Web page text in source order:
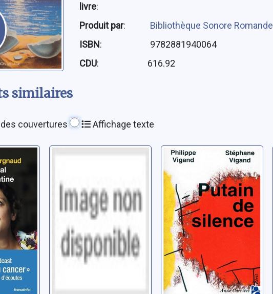
livre:
Produit par:
Bibliothèque Sonore Romande
ISBN:
9782881940064
CDU: 616.92
similaires
couvertures Affichage texte
ma
Le Fils
Miquel, André
Putain de silence
Vigand, Philippe